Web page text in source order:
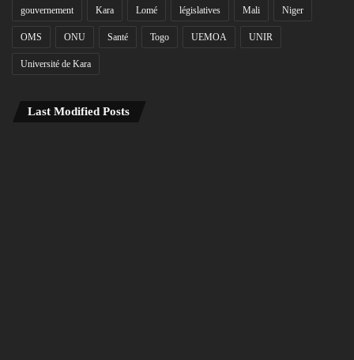
gouvernement Kara Lomé législatives Mali Niger
OMS ONU Santé Togo UEMOA UNIR
Université de Kara
Last Modified Posts